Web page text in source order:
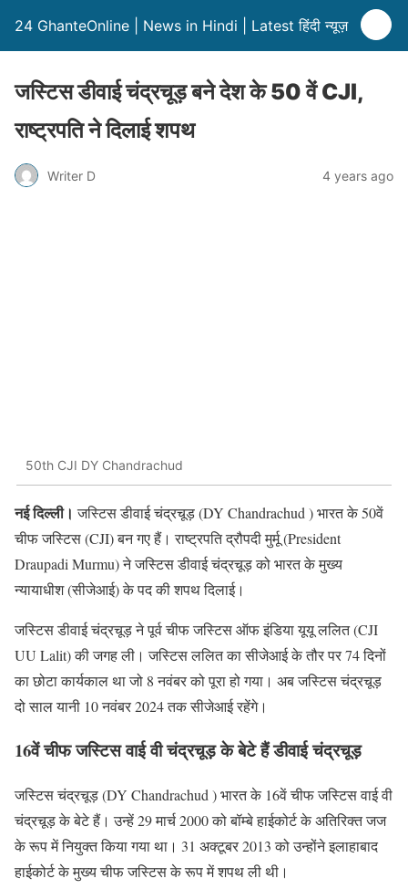
24 GhanteOnline | News in Hindi | Latest हिंदी न्यूज़
जस्टिस डीवाई चंद्रचूड़ बने देश के 50 वें CJI,
राष्ट्रपति ने दिलाई शपथ
Writer D 4 years ago
50th CJI DY Chandrachud
नई दिल्ली। जस्टिस डीवाई चंद्रचूड़ (DY Chandrachud ) भारत के 50वें
चीफ जस्टिस (CJI) बन गए हैं। राष्ट्रपति द्रौपदी मुर्मू (President
Draupadi Murmu) ने जस्टिस डीवाई चंद्रचूड़ को भारत के मुख्य
न्यायाधीश (सीजेआई) के पद की शपथ दिलाई।
जस्टिस डीवाई चंद्रचूड़ ने पूर्व चीफ जस्टिस ऑफ इंडिया यूयू ललित (CJI
UU Lalit) की जगह ली। जस्टिस ललित का सीजेआई के तौर पर 74 दिनों
का छोटा कार्यकाल था जो 8 नवंबर को पूरा हो गया। अब जस्टिस चंद्रचूड़
दो साल यानी 10 नवंबर 2024 तक सीजेआई रहेंगे।
16वें चीफ जस्टिस वाई वी चंद्रचूड़ के बेटे हैं डीवाई चंद्रचूड़
जस्टिस चंद्रचूड़ (DY Chandrachud ) भारत के 16वें चीफ जस्टिस वाई वी
चंद्रचूड़ के बेटे हैं। उन्हें 29 मार्च 2000 को बॉम्बे हाईकोर्ट के अतिरिक्त जज
के रूप में नियुक्त किया गया था। 31 अक्टूबर 2013 को उन्होंने इलाहाबाद
हाईकोर्ट के मुख्य चीफ जस्टिस के रूप में शपथ ली थी।